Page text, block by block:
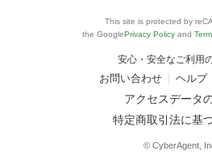
This site is protected by
the GooglePrivacy Policy and
安心・安全なご利用
お問い合わせ ヘルプ
アクセスデータ
特定商取引法に基
© CyberAgent,